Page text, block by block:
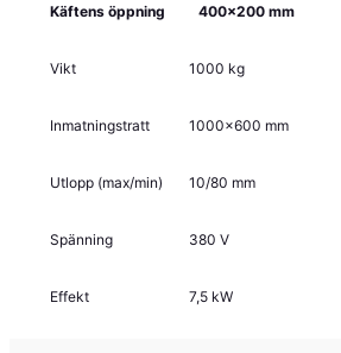
Käftens öppning 400×200 mm
Vikt 1000 kg
Inmatningstratt 1000×600 mm
Utlopp (max/min) 10/80 mm
Spänning 380 V
Effekt 7,5 kW